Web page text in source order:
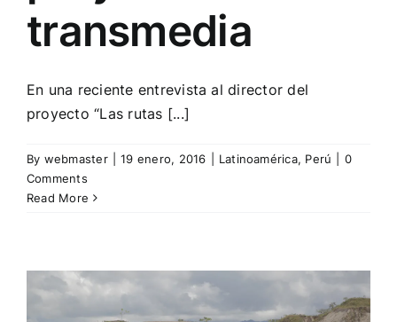
transmedia
En una reciente entrevista al director del
proyecto “Las rutas [...]
By webmaster 19 enero, 2016 Latinoamérica, Perú
0
Comments
Read More